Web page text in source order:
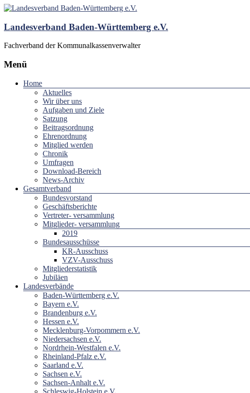
Landesverband Baden-Württemberg e.V.
Fachverband der Kommunalkassenverwalter
Menü
Home
Aktuelles
Wir über uns
Aufgaben und Ziele
Satzung
Beitragsordnung
Ehrenordnung
Mitglied werden
Chronik
Umfragen
Download-Bereich
News-Archiv
Gesamtverband
Bundesvorstand
Geschäftsberichte
Vertreter- versammlung
Mitglieder- versammlung
2019
Bundesausschüsse
KR-Ausschuss
VZV-Ausschuss
Mitgliederstatistik
Jubiläen
Landesverbände
Baden-Württemberg e.V.
Bayern e.V.
Brandenburg e.V.
Hessen e.V.
Mecklenburg-Vorpommern e.V.
Niedersachsen e.V.
Nordrhein-Westfalen e.V.
Rheinland-Pfalz e.V.
Saarland e.V.
Sachsen e.V.
Sachsen-Anhalt e.V.
Schleswig-Holstein e.V.